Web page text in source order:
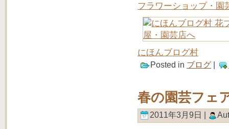
フラワーショップ・園
にほんブログ村
Posted in ブログ
春の園芸フェ
2011年3月9日 |